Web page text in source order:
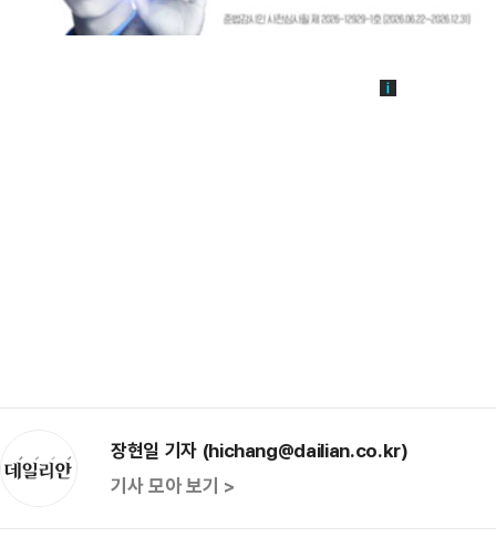
장현일 기자 (hichang@dailian.co.kr)
기사 모아 보기 >